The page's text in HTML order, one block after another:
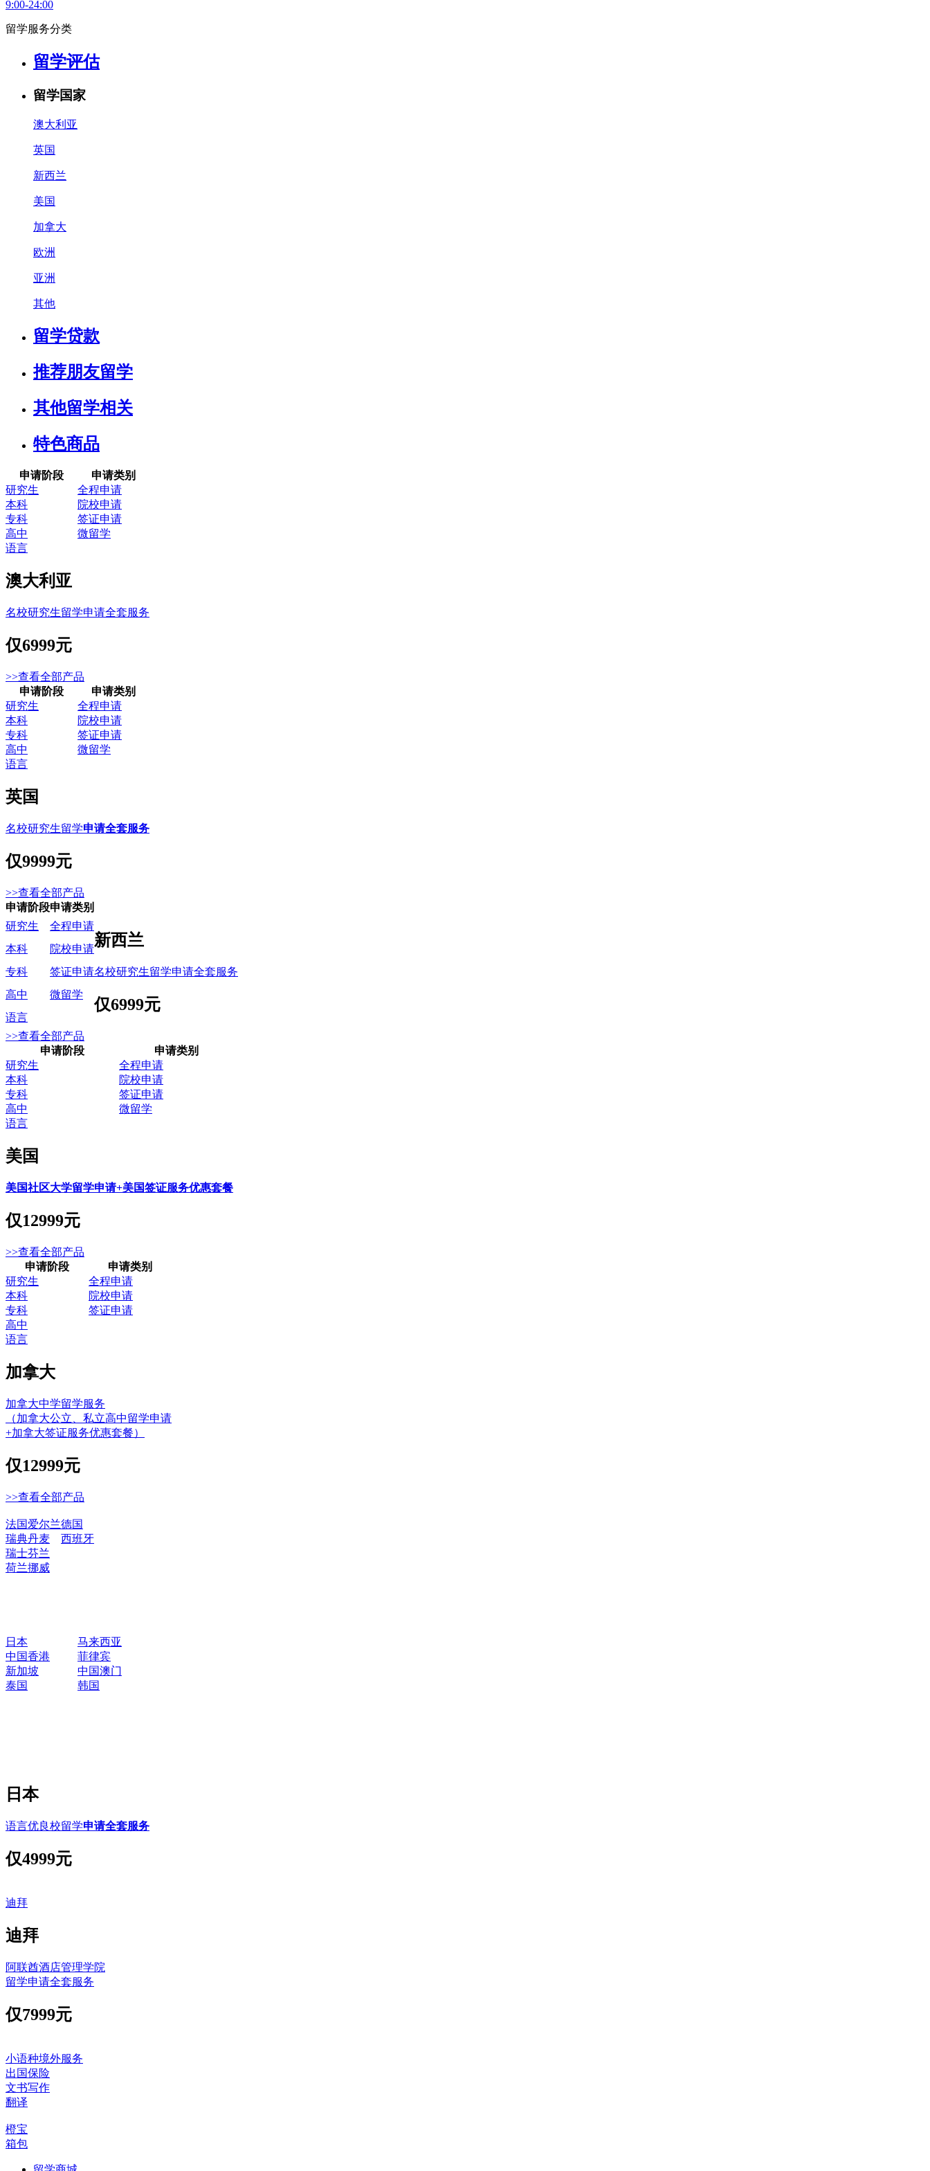
9:00-24:00
留学服务分类
留学评估
留学国家
澳大利亚
英国
新西兰
美国
加拿大
欧洲
亚洲
其他
留学贷款
推荐朋友留学
其他留学相关
特色商品
申请阶段
申请类别
研究生
全程申请
本科
院校申请
专科
签证申请
高中
微留学
语言
澳大利亚
名校研究生留学申请全套服务
仅6999元
>>查看全部产品
申请阶段
申请类别
研究生
全程申请
本科
院校申请
专科
签证申请
高中
微留学
语言
英国
名校研究生留学申请全套服务
仅9999元
>>查看全部产品
申请阶段申请类别
研究生
全程申请
新西兰
名校研究生留学申请全套服务
仅6999元
本科
院校申请
专科
签证申请
高中
微留学
语言
>>查看全部产品
申请阶段
申请类别
研究生
全程申请
本科
院校申请
专科
签证申请
高中
微留学
语言
美国
美国社区大学留学申请+美国签证服务优惠套餐
仅12999元
>>查看全部产品
申请阶段
申请类别
研究生
全程申请
本科
院校申请
专科
签证申请
高中
语言
加拿大
加拿大中学留学服务
（加拿大公立、私立高中留学申请
+加拿大签证服务优惠套餐）
仅12999元
>>查看全部产品
法国爱尔兰德国
瑞典丹麦
西班牙
瑞士芬兰
荷兰挪威
日本
马来西亚
中国香港
菲律宾
新加坡
中国澳门
泰国
韩国
日本
语言优良校留学申请全套服务
仅4999元
迪拜
迪拜
阿联酋酒店管理学院
留学申请全套服务
仅7999元
小语种境外服务
出国保险
文书写作
翻译
橙宝
箱包